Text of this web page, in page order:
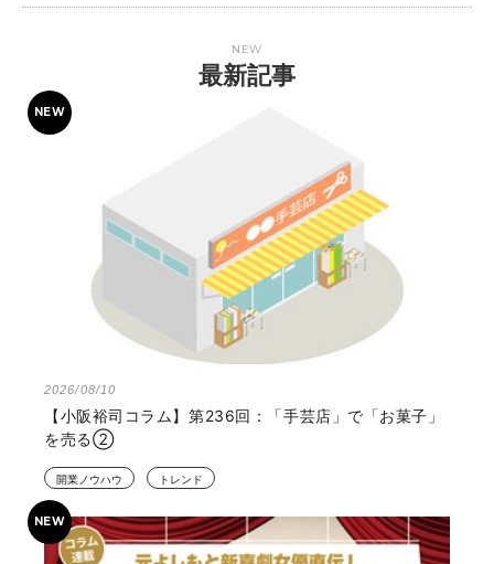
NEW
最新記事
2026/08/10
【小阪裕司コラム】第236回：「手芸店」で「お菓子」
を売る②
開業ノウハウ トレンド